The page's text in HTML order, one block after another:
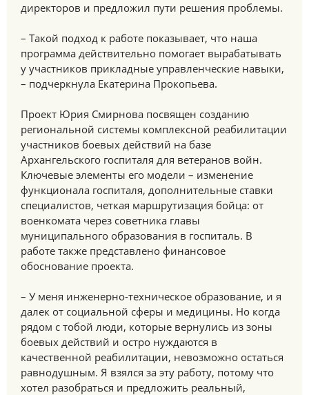
директоров и предложил пути решения проблемы.
– Такой подход к работе показывает, что наша
программа действительно помогает вырабатывать
у участников прикладные управленческие навыки,
– подчеркнула Екатерина Прокопьева.
Проект Юрия Смирнова посвящен созданию
региональной системы комплексной реабилитации
участников боевых действий на базе
Архангельского госпиталя для ветеранов войн.
Ключевые элементы его модели – изменение
функционала госпиталя, дополнительные ставки
специалистов, четкая маршрутизация бойца: от
военкомата через советника главы
муниципального образования в госпиталь. В
работе также представлено финансовое
обоснование проекта.
– У меня инженерно-техническое образование, и я
далек от социальной сферы и медицины. Но когда
рядом с тобой люди, которые вернулись из зоны
боевых действий и остро нуждаются в
качественной реабилитации, невозможно остаться
равнодушным. Я взялся за эту работу, потому что
хотел разобраться и предложить реальный,